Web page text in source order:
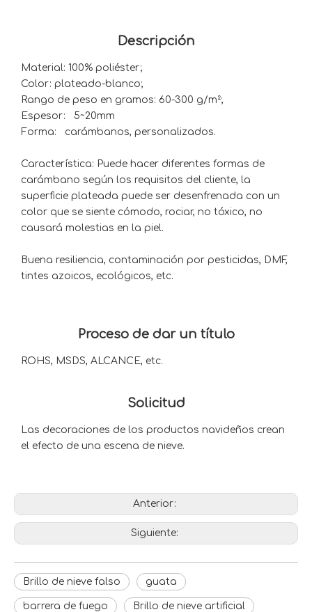
Descripción
Material: 100% poliéster;
Color: plateado-blanco;
Rango de peso en gramos: 60-300 g/m²;
Espesor: 5~20mm
Forma: carámbanos, personalizados.
Característica: Puede hacer diferentes formas de
carámbano según los requisitos del cliente, la
superficie plateada puede ser desenfrenada con un
color que se siente cómodo, rociar, no tóxico, no
causará molestias en la piel.
Buena resiliencia, contaminación por pesticidas, DMF,
tintes azoicos, ecológicos, etc.
Proceso de dar un título
ROHS, MSDS, ALCANCE, etc.
Solicitud
Las decoraciones de los productos navideños crean
el efecto de una escena de nieve.
Anterior:
Siguiente:
Brillo de nieve falso guata
barrera de fuego Brillo de nieve artificial